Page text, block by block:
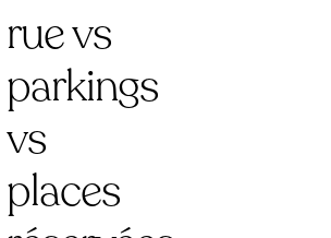
rue vs
parkings
vs
places